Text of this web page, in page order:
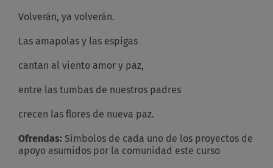
Volverán, ya volverán.
Las amapolas y las espigas
cantan al viento amor y paz,
entre las tumbas de nuestros padres
crecen las flores de nueva paz.
Ofrendas: Símbolos de cada uno de los proyectos de
apoyo asumidos por la comunidad este curso